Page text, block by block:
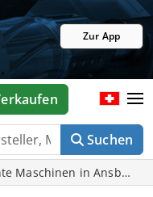
Zur App
Suchen
Maschinen in Ansbach